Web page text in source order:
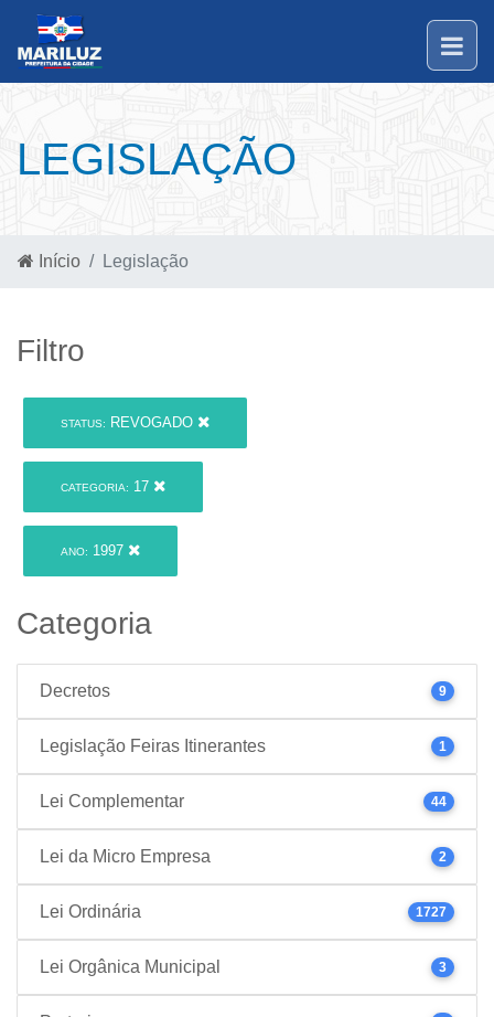
LEGISLAÇÃO
Início Legislação
Filtro
STATUS: REVOGADO
CATEGORIA: 17
ANO: 1997
Categoria
Decretos 9
Legislação Feiras Itinerantes 1
Lei Complementar 44
Lei da Micro Empresa 2
Lei Ordinária 1727
Lei Orgânica Municipal 3